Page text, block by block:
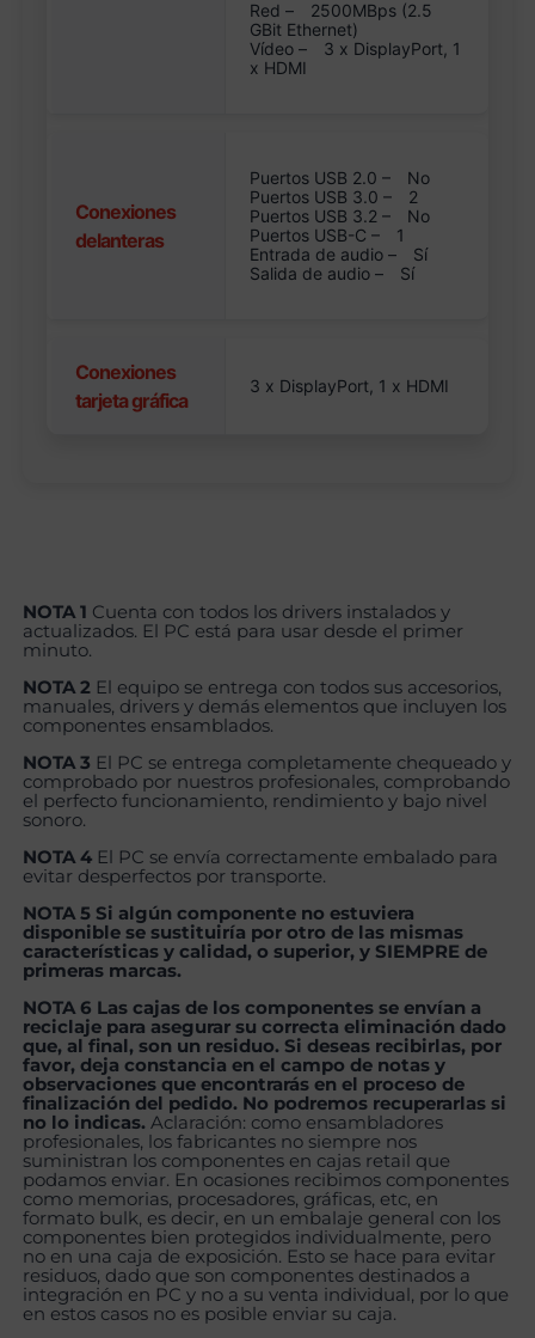
Red –
2500MBps (2.5
GBit Ethernet)
Vídeo –
3 x DisplayPort, 1
x HDMI
Conexiones
delanteras
Puertos USB 2.0 –
No
Puertos USB 3.0 –
2
Puertos USB 3.2 –
No
Puertos USB-C –
1
Entrada de audio –
Sí
Salida de audio –
Sí
Conexiones
tarjeta gráfica
3 x DisplayPort, 1 x HDMI
NOTA 1 Cuenta con todos los drivers instalados y
actualizados. El PC está para usar desde el primer
minuto.
NOTA 2 El equipo se entrega con todos sus accesorios,
manuales, drivers y demás elementos que incluyen los
componentes ensamblados.
NOTA 3 El PC se entrega completamente chequeado y
comprobado por nuestros profesionales, comprobando
el perfecto funcionamiento, rendimiento y bajo nivel
sonoro.
NOTA 4 El PC se envía correctamente embalado para
evitar desperfectos por transporte.
NOTA 5 Si algún componente no estuviera
disponible se sustituiría por otro de las mismas
características y calidad, o superior, y SIEMPRE de
primeras marcas.
NOTA 6 Las cajas de los componentes se envían a
reciclaje para asegurar su correcta eliminación dado
que, al final, son un residuo. Si deseas recibirlas, por
favor, deja constancia en el campo de notas y
observaciones que encontrarás en el proceso de
finalización del pedido. No podremos recuperarlas si
no lo indicas. Aclaración: como ensambladores
profesionales, los fabricantes no siempre nos
suministran los componentes en cajas retail que
podamos enviar. En ocasiones recibimos componentes
como memorias, procesadores, gráficas, etc, en
formato bulk, es decir, en un embalaje general con los
componentes bien protegidos individualmente, pero
no en una caja de exposición. Esto se hace para evitar
residuos, dado que son componentes destinados a
integración en PC y no a su venta individual, por lo que
en estos casos no es posible enviar su caja.